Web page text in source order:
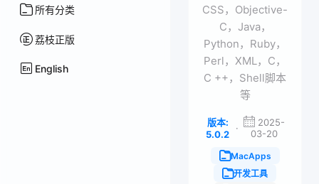
所有分类
荔枝正版
English
CSS，Objective-
C，Java，
Python，Ruby，
Perl，XML，C，
C ++，Shell脚本
等
版本:
5.0.2
·
2025-
03-20
MacApps
开发工具